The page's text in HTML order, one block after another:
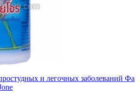
и легочных заболеваний Фа